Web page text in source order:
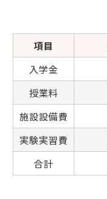
項目
入学金
授業料
施設設備費
実験実習費
合計